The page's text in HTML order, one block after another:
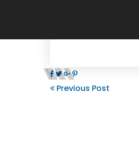
Previous Post